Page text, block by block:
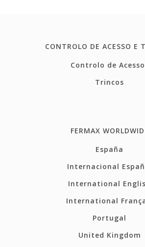
CONTROLO DE ACESSO E
Controlo de
Trincos
FERMAX
España
Internacional
International
International
Portugal
United Kingdom